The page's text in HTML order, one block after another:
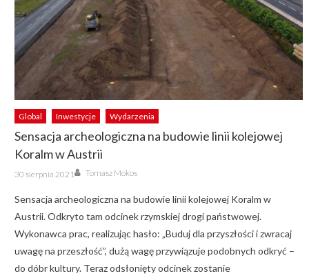
Global Inwestycje Wydarzenia
Sensacja archeologiczna na budowie linii kolejowej
Koralm w Austrii
Posted
on
30 sierpnia 2021 Author
Tomasz Mokos
Sensacja archeologiczna na budowie linii kolejowej Koralm w
Austrii. Odkryto tam odcinek rzymskiej drogi państwowej.
Wykonawca prac, realizując hasło: „Buduj dla przyszłości i zwracaj
uwagę na przeszłość”, dużą wagę przywiązuje podobnych odkryć –
do dóbr kultury. Teraz odsłonięty odcinek zostanie